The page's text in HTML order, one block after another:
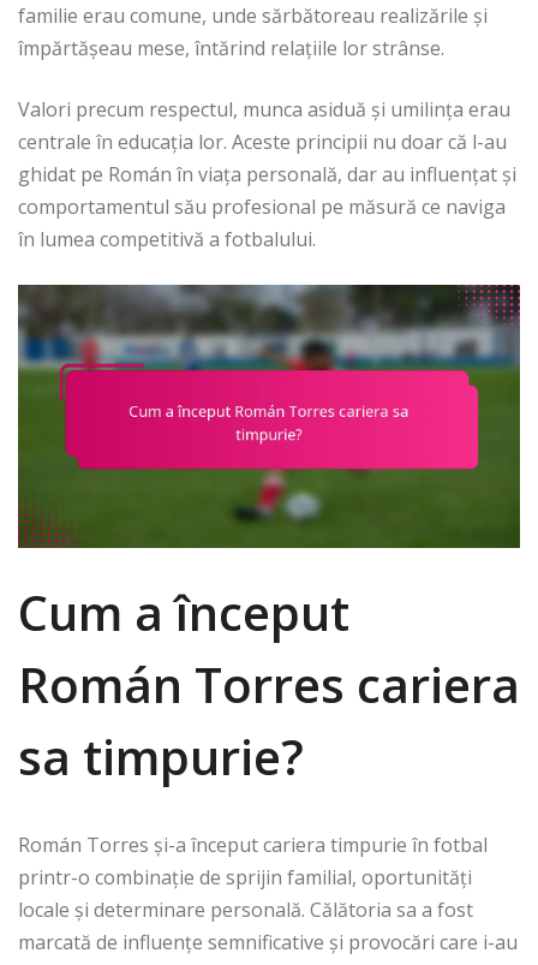
familie erau comune, unde sărbătoreau realizările și
împărtășeau mese, întărind relațiile lor strânse.
Valori precum respectul, munca asiduă și umilința erau
centrale în educația lor. Aceste principii nu doar că l-au
ghidat pe Román în viața personală, dar au influențat și
comportamentul său profesional pe măsură ce naviga
în lumea competitivă a fotbalului.
Cum a început
Román Torres cariera
sa timpurie?
Román Torres și-a început cariera timpurie în fotbal
printr-o combinație de sprijin familial, oportunități
locale și determinare personală. Călătoria sa a fost
marcată de influențe semnificative și provocări care i-au